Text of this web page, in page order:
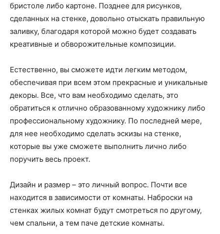
бристоле либо картоне. Позднее для рисунков,
сделанных на стенке, довольно отыскать правильную
заливку, благодаря которой можно будет создавать
креативные и обворожительные композиции.
Естественно, вы сможете идти легким методом,
обеспечивая при всем этом прекрасные и уникальные
декоры. Все, что вам необходимо сделать, это
обратиться к отлично образованному художнику либо
профессиональному художнику. По последней мере,
для нее необходимо сделать эскизы на стенке,
которые вы уже сможете выполнить лично либо
поручить весь проект.
Дизайн и размер – это личный вопрос. Почти все
находится в зависимости от комнаты. Наброски на
стенках жилых комнат будут смотреться по другому,
чем спальни, а тем паче детские комнаты.